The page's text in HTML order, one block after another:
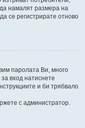
намалят размера на
се регистрирате отново
паролата Ви, много
вход натиснете
и би трябвало
с администратор.